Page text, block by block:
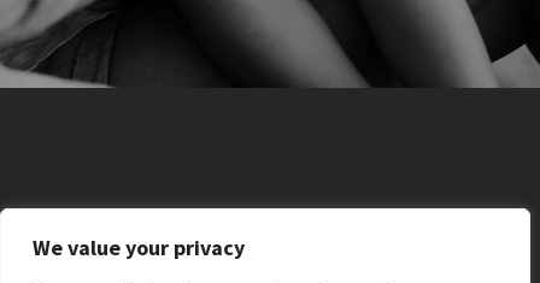
We value your privacy